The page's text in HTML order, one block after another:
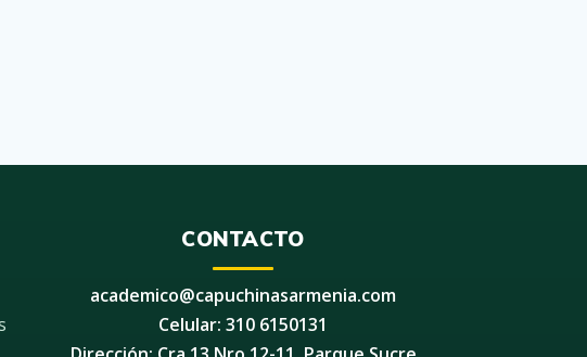
CONTACTO
academico@capuchinasarmenia.com
Celular: 310 6150131